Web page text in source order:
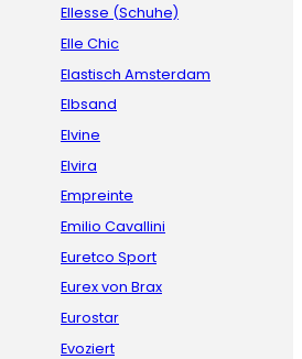
Ellesse (Schuhe)
Elle Chic
Elastisch Amsterdam
Elbsand
Elvine
Elvira
Empreinte
Emilio Cavallini
Euretco Sport
Eurex von Brax
Eurostar
Evoziert